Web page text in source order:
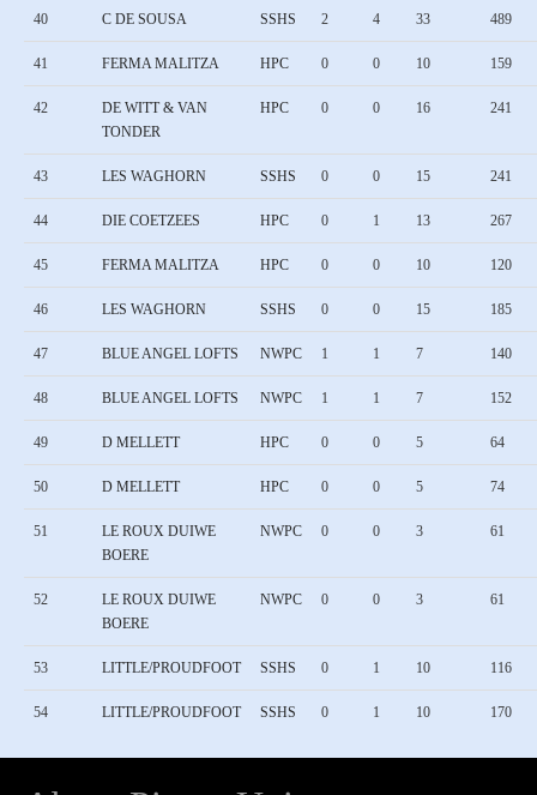
40 C DE SOUSA SSHS 2 4 33 489
41 FERMA MALITZA HPC 0 0 10 159
42
DE WITT & VAN
TONDER
HPC 0 0 16 241
43 LES WAGHORN SSHS 0 0 15 241
44 DIE COETZEES HPC 0 1 13 267
45 FERMA MALITZA HPC 0 0 10 120
46 LES WAGHORN SSHS 0 0 15 185
47 BLUE ANGEL LOFTS NWPC 1 1 7 140
48 BLUE ANGEL LOFTS NWPC 1 1 7 152
49 D MELLETT HPC 0 0 5 64
50 D MELLETT HPC 0 0 5 74
51
LE ROUX DUIWE
BOERE
NWPC 0 0 3 61
52
LE ROUX DUIWE
BOERE
NWPC 0 0 3 61
53 LITTLE/PROUDFOOT SSHS 0 1 10 116
54 LITTLE/PROUDFOOT SSHS 0 1 10 170